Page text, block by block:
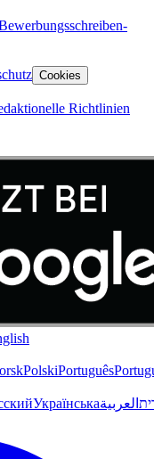
Cookies
Richtlinien
PolskiPortuguês
Українськаالعربية